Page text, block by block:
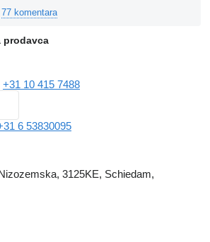
77 komentara
prodavca
+31 10 415 7488
6 53830095
3125KE, Schiedam,